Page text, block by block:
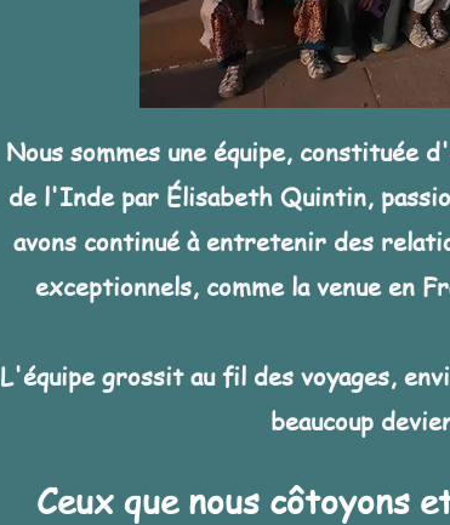
Nous sommes une équipe, constituée
de l'Inde par Élisabeth Quintin,
avons continué à entretenir des
exceptionnels, comme la venue en
L'équipe grossit au fil des voyages,
beaucoup
Ceux que nous côtoyons